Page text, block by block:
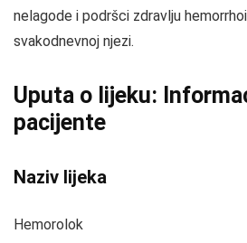
nelagode i podršci zdravlju
svakodnevnoj njezi.
Uputa o lijeku:
pacijente
Naziv lijeka
Hemorolok